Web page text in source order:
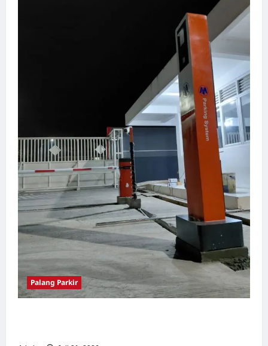
Palang Parkir